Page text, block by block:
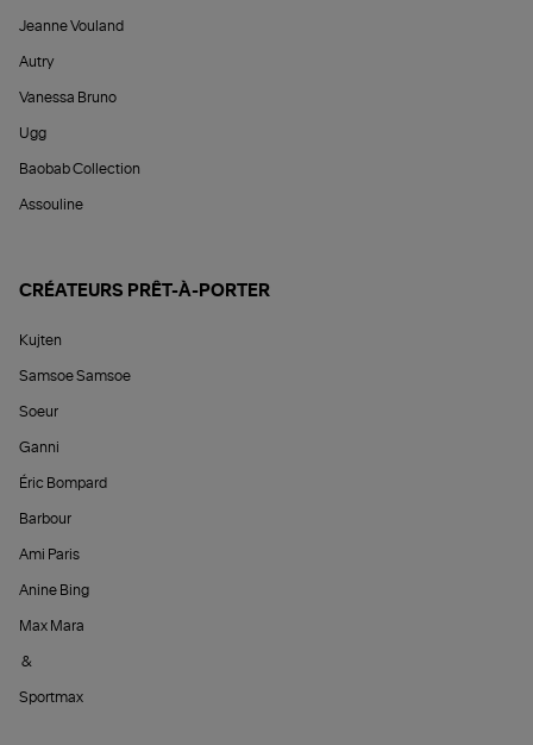
Jeanne Vouland
Autry
Vanessa Bruno
Ugg
Baobab Collection
Assouline
CRÉATEURS PRÊT-À-PORTER
Kujten
Samsoe Samsoe
Soeur
Ganni
Éric Bompard
Barbour
Ami Paris
Anine Bing
Max Mara
&
Sportmax